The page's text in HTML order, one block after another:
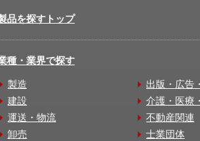
品を探すトップ
種・業界で探す
製造
建設
運送・物流
卸売
出版・広告
介護・医療
不動産関連
士業団体